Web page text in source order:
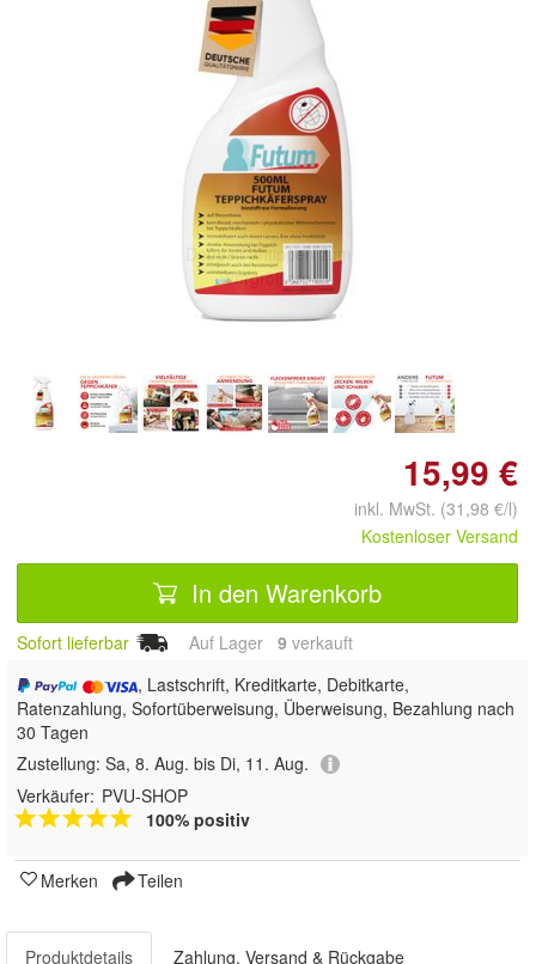
Doppelt antippen zum
vergrößern
15,99 €
inkl. MwSt. (31,98 €/l)
Kostenloser Versand
In den Warenkorb
Sofort lieferbar Auf Lager 9 verkauft
, Lastschrift, Kreditkarte, Debitkarte,
Ratenzahlung, Sofortüberweisung, Überweisung, Bezahlung nach
30 Tagen
Zustellung: Sa, 8. Aug. bis Di, 11. Aug.
Verkäufer: PVU-SHOP
100% positiv
Merken Teilen
Produktdetails Zahlung, Versand & Rückgabe